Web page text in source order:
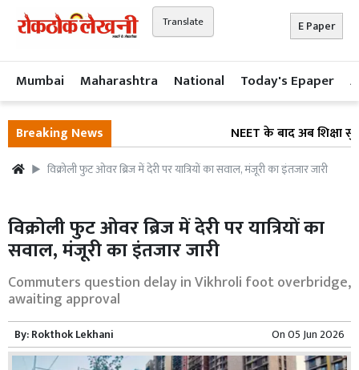
Translate E Paper
Mumbai Maharashtra National Today's Epaper
Breaking News NEET के बाद अब शिक्षा
विक्रोली फुट ओवर ब्रिज में देरी पर यात्रियों का सवाल, मंजूरी का इंतजार जारी
विक्रोली फुट ओवर ब्रिज में देरी पर यात्रियों का
सवाल, मंजूरी का इंतजार जारी
Commuters question delay in Vikhroli foot overbridge,
awaiting approval
By:Rokthok Lekhani On05 Jun 2026